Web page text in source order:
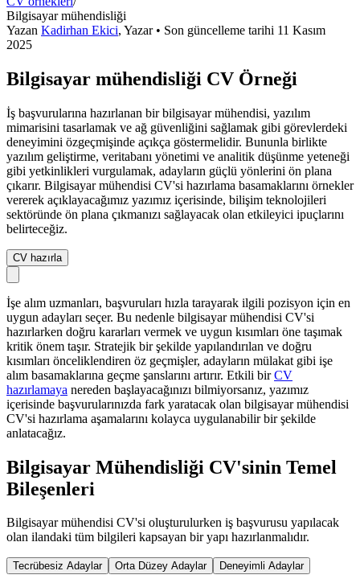
Bilgisayar mühendisliği
Yazan Kadirhan Ekici, Yazar• Son güncelleme tarihi 11 Kasım
2025
Bilgisayar mühendisliği CV Örneği
İş başvurularına hazırlanan bir bilgisayar mühendisi, yazılım
mimarisini tasarlamak ve ağ güvenliğini sağlamak gibi görevlerdeki
deneyimini özgeçmişinde açıkça göstermelidir. Bununla birlikte
yazılım geliştirme, veritabanı yönetimi ve analitik düşünme yeteneği
gibi yetkinlikleri vurgulamak, adayların güçlü yönlerini ön plana
çıkarır. Bilgisayar mühendisi CV'si hazırlama basamaklarını örnekler
vererek açıklayacağımız yazımız içerisinde, bilişim teknolojileri
sektöründe ön plana çıkmanızı sağlayacak olan etkileyici ipuçlarını
belirteceğiz.
CV hazırla
İşe alım uzmanları, başvuruları hızla tarayarak ilgili pozisyon için en
uygun adayları seçer. Bu nedenle bilgisayar mühendisi CV'si
hazırlarken doğru kararları vermek ve uygun kısımları öne taşımak
kritik önem taşır. Stratejik bir şekilde yapılandırılan ve doğru
kısımları önceliklendiren öz geçmişler, adayların mülakat gibi işe
alım basamaklarına geçme şanslarını artırır. Etkili birCV
hazırlamaya nereden başlayacağınızı bilmiyorsanız, yazımız
içerisinde başvurularınızda fark yaratacak olan bilgisayar mühendisi
CV'si hazırlama aşamalarını kolayca uygulanabilir bir şekilde
anlatacağız.
Bilgisayar Mühendisliği CV'sinin Temel
Bileşenleri
Bilgisayar mühendisi CV'si oluşturulurken iş başvurusu yapılacak
olan ilandaki tüm bilgileri kapsayan bir yapı hazırlanmalıdır.
Tecrübesiz Adaylar Orta Düzey Adaylar Deneyimli Adaylar